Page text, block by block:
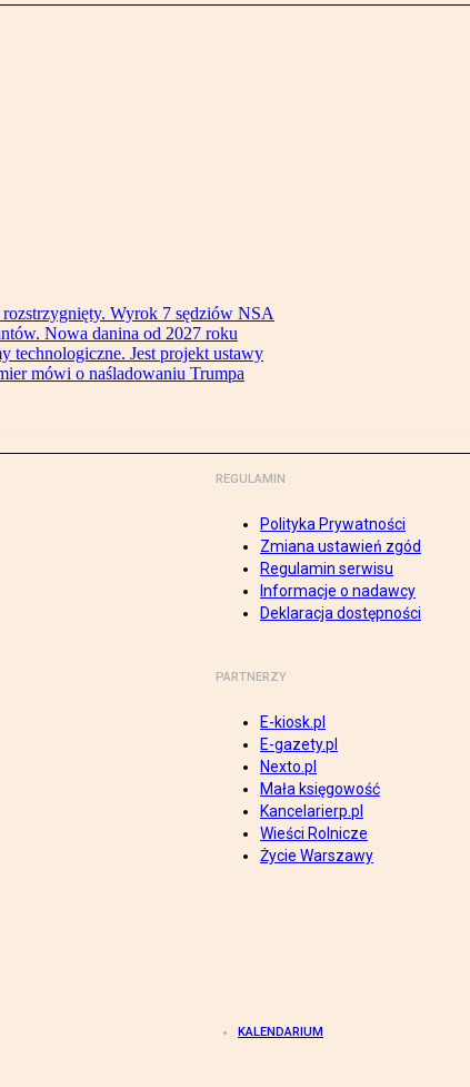
Wyrok 7 sędziów NSA
Nowa danina od 2027 roku
technologiczne. Jest projekt ustawy
mówi o naśladowaniu Trumpa
REGULAMIN
Polityka Prywatności
Zmiana ustawień zgód
Regulamin serwisu
Informacje o nadawcy
Deklaracja dostępności
PARTNERZY
E-kiosk.pl
E-gazety.pl
Nexto.pl
Mała księgowość
Kancelarierp.pl
Wieści Rolnicze
Życie Warszawy
KALENDARIUM